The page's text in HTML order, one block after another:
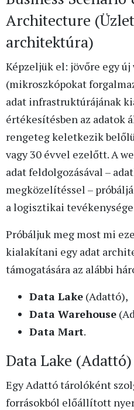
Architecture
architektúra)
Képzeljük el: jövőre egy új
(mikroszkópokat
adat infrastruktúrájának
értékesítésben az adatok
rengeteg keletkezik
vagy 30 évvel ezelőtt. A
adat feldolgozásával –
megközelítéssel –
a logisztikai
Próbáljuk meg most mi
kialakítani egy adat
támogatására az alábbi
Data Lake (Adattó),
Data Warehouse
Data Mart.
Data Lake (Adattó)
Egy Adattó tárolóként
forrásokból előállított